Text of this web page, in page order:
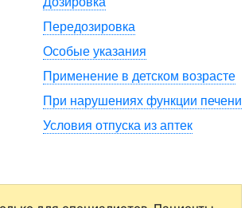
Передозировка
Особые указания
Применение в детском возрасте
При нарушениях функции печени
Условия отпуска из аптек